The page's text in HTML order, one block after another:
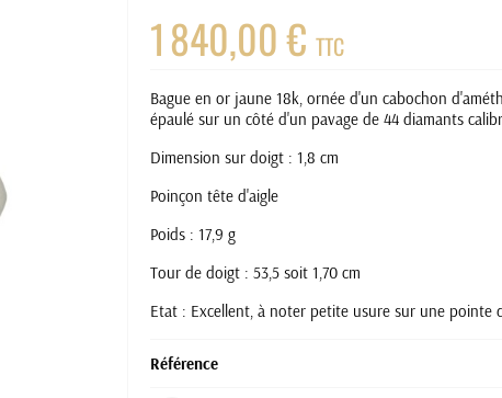
1 840,00 €TTC
Bague en or jaune 18k, ornée d'un cabochon
épaulé sur un côté d'un pavage de 44 diamants
Dimension sur doigt : 1,8 cm
Poinçon tête d'aigle
Poids : 17,9 g
Tour de doigt : 53,5 soit 1,70 cm
Etat : Excellent, à noter petite usure sur une pointe
Référence